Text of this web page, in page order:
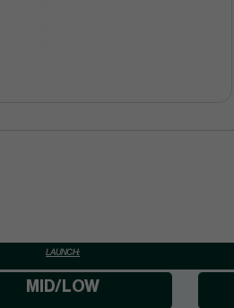
LAUNCH:
MID/LOW